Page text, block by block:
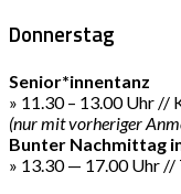
Donnerstag
Senior*innentanz
» 11.30 – 13.00 Uhr //
(nur mit vorheriger
Bunter Nachmittag
» 13.30 — 17.00 Uhr //